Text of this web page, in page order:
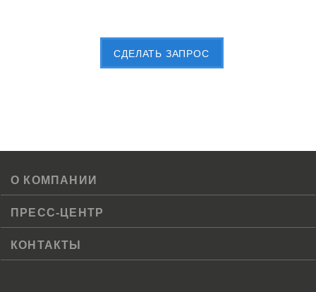
CДЕЛАТЬ ЗАПРОС
О КОМПАНИИ
ПРЕСС-ЦЕНТР
КОНТАКТЫ